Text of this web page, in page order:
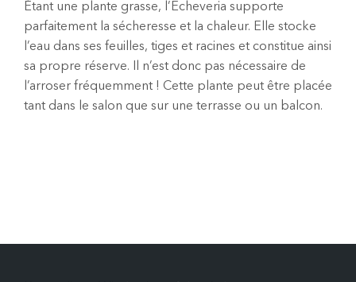
Étant une plante grasse, l’Echeveria supporte
parfaitement la sécheresse et la chaleur. Elle stocke
l’eau dans ses feuilles, tiges et racines et constitue ainsi
sa propre réserve. Il n’est donc pas nécessaire de
l’arroser fréquemment ! Cette plante peut être placée
tant dans le salon que sur une terrasse ou un balcon.